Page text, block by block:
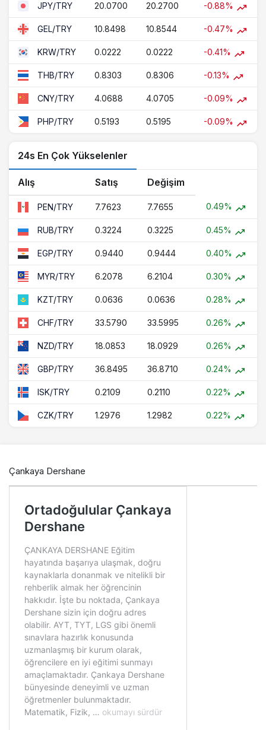
JPY/TRY 20.0700 20.2700 -0.88%
GEL/TRY 10.8498 10.8544 -0.47%
KRW/TRY 0.0222 0.0222 -0.41%
THB/TRY 0.8303 0.8306 -0.13%
CNY/TRY 4.0688 4.0705 -0.09%
PHP/TRY 0.5193 0.5195 -0.09%
24s En Çok Yükselenler
Alış Satış Değişim
PEN/TRY 7.7623 7.7655 0.49%
RUB/TRY 0.3224 0.3225 0.45%
EGP/TRY 0.9440 0.9444 0.40%
MYR/TRY 6.2078 6.2104 0.30%
KZT/TRY 0.0636 0.0636 0.28%
CHF/TRY 33.5790 33.5995 0.26%
NZD/TRY 18.0853 18.0929 0.26%
GBP/TRY 36.8495 36.8710 0.24%
ISK/TRY 0.2109 0.2110 0.22%
CZK/TRY 1.2976 1.2982 0.22%
Çankaya Dershane